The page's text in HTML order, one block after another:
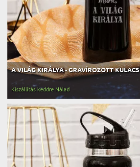
A VILÁG KIRÁLYA - GRAVÍROZOTT KULACS
Kiszállítás keddre Nálad